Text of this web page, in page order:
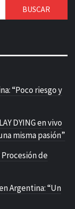
“Poco riesgo y
DYING en vivo
misma pasión”
Procesión de
Argentina: “Un